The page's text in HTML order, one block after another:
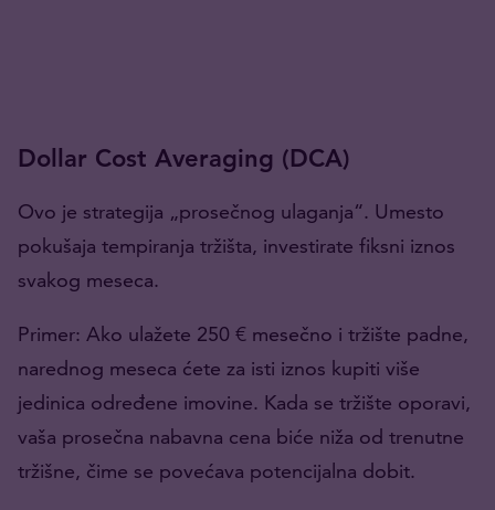
Dollar Cost Averaging (DCA)
Ovo je strategija „prosečnog ulaganja“. Umesto
pokušaja tempiranja tržišta, investirate fiksni iznos
svakog meseca.
Primer: Ako ulažete 250 € mesečno i tržište padne,
narednog meseca ćete za isti iznos kupiti više
jedinica određene imovine. Kada se tržište oporavi,
vaša prosečna nabavna cena biće niža od trenutne
tržišne, čime se povećava potencijalna dobit.